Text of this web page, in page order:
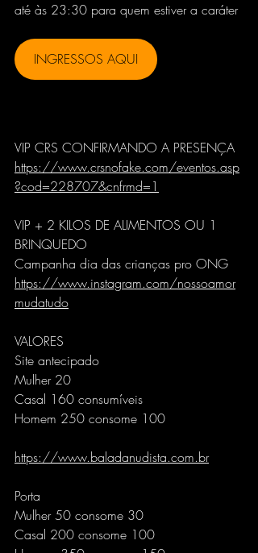
até às 23:30 para quem estiver a caráter
INGRESSOS AQUI
VIP CRS CONFIRMANDO A PRESENÇA
https://www.crsnofake.com/eventos.asp
?cod=228707&cnfrmd=1
VIP + 2 KILOS DE ALIMENTOS OU 1
BRINQUEDO
Campanha dia das crianças pro ONG
https://www.instagram.com/nossoamor
mudatudo
VALORES
Site antecipado
Mulher 20
Casal 160 consumíveis
Homem 250 consome 100
https://www.baladanudista.com.br
Porta
Mulher 50 consome 30
Casal 200 consome 100